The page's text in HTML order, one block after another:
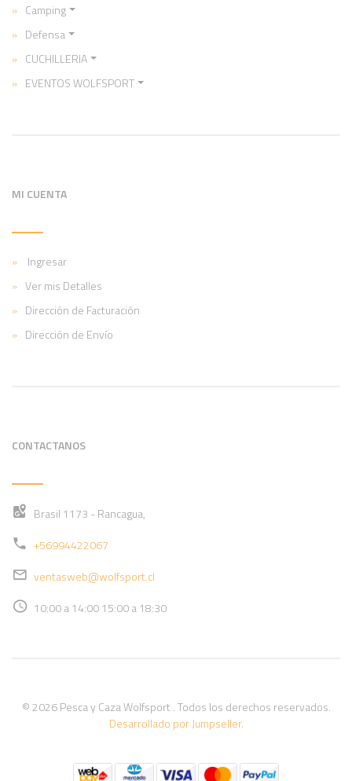
Camping
Defensa
CUCHILLERIA
EVENTOS WOLFSPORT
MI CUENTA
Ingresar
Ver mis Detalles
Dirección de Facturación
Dirección de Envío
CONTACTANOS
Brasil 1173 - Rancagua,
+56994422067
ventasweb@wolfsport.cl
10:00 a 14:00 15:00 a 18:30
© 2026 Pesca y Caza Wolfsport . Todos los derechos reservados.
Desarrollado por Jumpseller.